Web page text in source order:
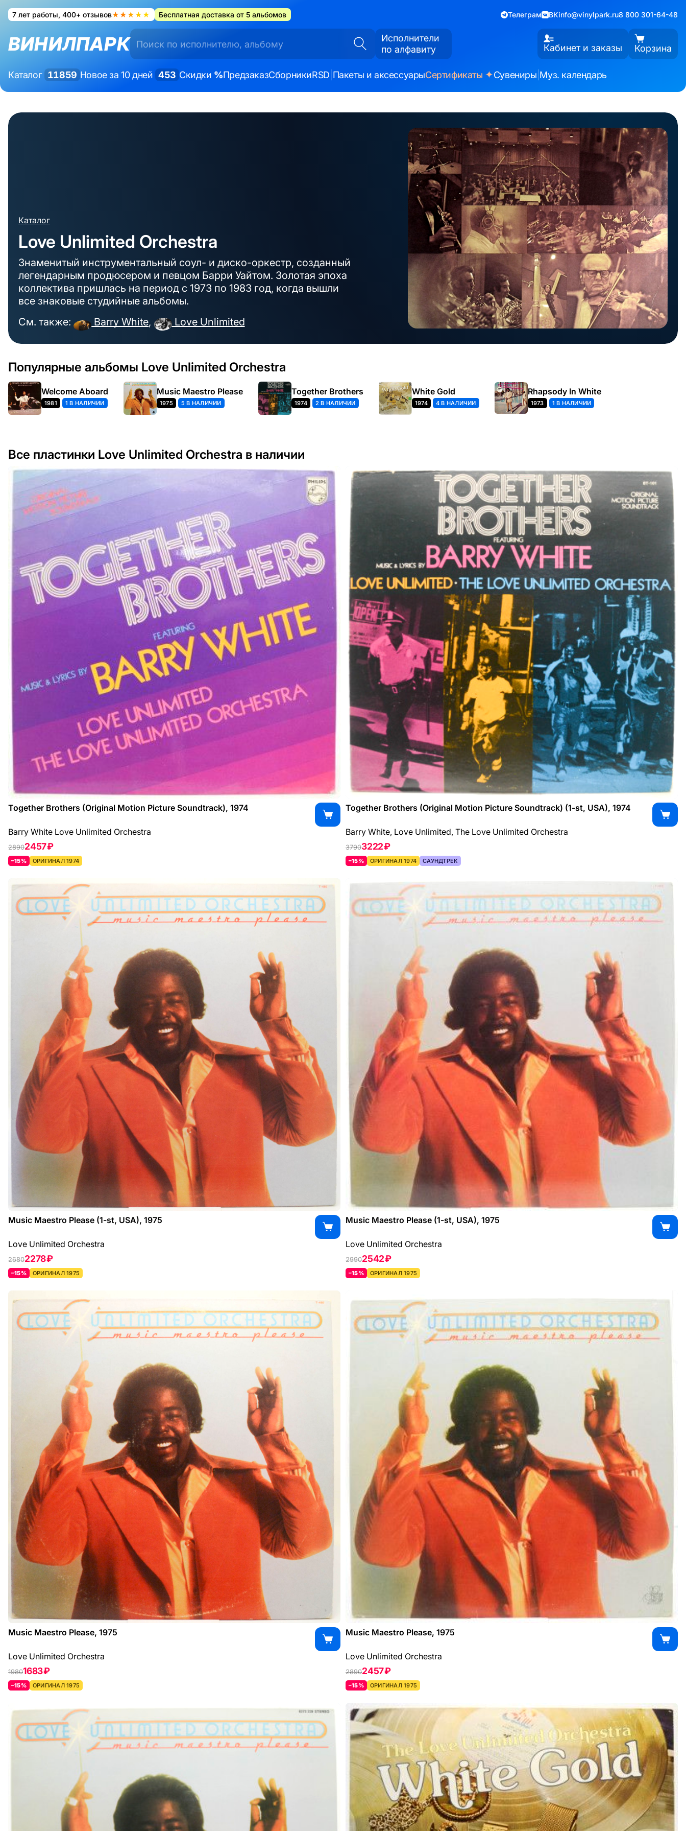
7 лет работы, 400+ отзывов★★★★★ Бесплатная доставка от 5 альбомов Телеграм ВКinfo@vinylpark.ru8 800 301-64-48
ВИНИЛПАРК
Исполнители
по алфавиту
Кабинет и заказы Корзина
Каталог 11859 Новое за 10 дней 453 Скидки %ПредзаказСборникиRSD Пакеты и аксессуарыСертификаты ✦Сувениры Муз. календарь
Каталог
Love Unlimited Orchestra
Знаменитый инструментальный соул- и диско-оркестр, созданный
легендарным продюсером и певцом Барри Уайтом. Золотая эпоха
коллектива пришлась на период с 1973 по 1983 год, когда вышли
все знаковые студийные альбомы.
См. также:
Barry White, Love Unlimited
Популярные альбомы Love Unlimited Orchestra
Welcome Aboard
1981 1 В НАЛИЧИИ
Music Maestro Please
1975 5 В НАЛИЧИИ
Together Brothers
1974 2 В НАЛИЧИИ
White Gold
1974 4 В НАЛИЧИИ
Rhapsody In White
1973 1 В НАЛИЧИИ
Все пластинки Love Unlimited Orchestra в наличии
Together Brothers (Original Motion Picture Soundtrack), 1974
Barry White Love Unlimited Orchestra
28902457 ₽
–15% ОРИГИНАЛ 1974
Together Brothers (Original Motion Picture Soundtrack) (1-st, USA), 1974
Barry White, Love Unlimited, The Love Unlimited Orchestra
37903222 ₽
–15% ОРИГИНАЛ 1974 САУНДТРЕК
Music Maestro Please (1-st, USA), 1975
Love Unlimited Orchestra
26802278 ₽
–15% ОРИГИНАЛ 1975
Music Maestro Please (1-st, USA), 1975
Love Unlimited Orchestra
29902542 ₽
–15% ОРИГИНАЛ 1975
Music Maestro Please, 1975
Love Unlimited Orchestra
19801683 ₽
–15% ОРИГИНАЛ 1975
Music Maestro Please, 1975
Love Unlimited Orchestra
28902457 ₽
–15% ОРИГИНАЛ 1975